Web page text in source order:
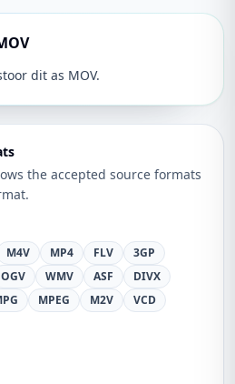
dit as MOV.
the accepted source formats
M4V MP4 FLV
3GP
OGV WMV ASF
DIVX
MPEG M2V VCD